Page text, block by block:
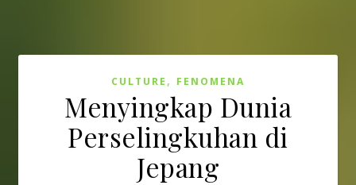
CULTURE , FENOMENA
Menyingkap Dunia
Perselingkuhan di
Jepang